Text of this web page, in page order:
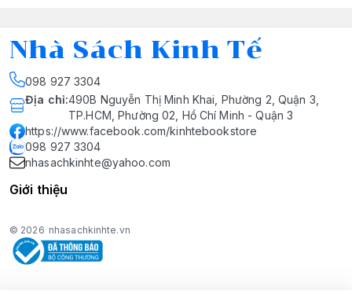
Nhà Sách Kinh Tế
098 927 3304
Địa chỉ:490B Nguyễn Thị Minh Khai, Phường 2, Quận 3,
TP.HCM, Phường 02, Hồ Chí Minh - Quận 3
https://www.facebook.com/kinhtebookstore
098 927 3304
nhasachkinhte@yahoo.com
Giới thiệu
© 2026 nhasachkinhte.vn